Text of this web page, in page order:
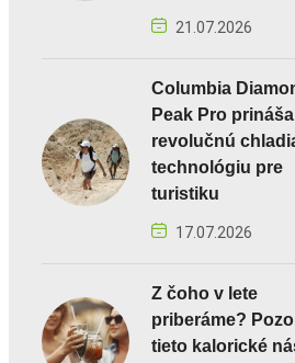
21.07.2026
Columbia
Peak Pro prináša
revolučnú
technológiu pre
turistiku
17.07.2026
Z čoho v lete
priberáme?
tieto kalorické